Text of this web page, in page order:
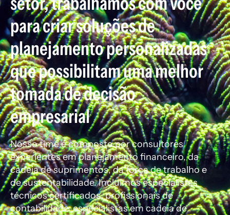
para criar soluções de
planejamento personalizadas
que possibilitam uma melhor
tomada de decisão
empresarial
Nosso time é composto por consultores
experientes em planejamento financeiro, da
cadeia de suprimentos, da força de trabalho e
de sustentabilidade. Incluímos especialistas
técnicos certificados, profissionais de
contabilidade, especialistas em cadeia de